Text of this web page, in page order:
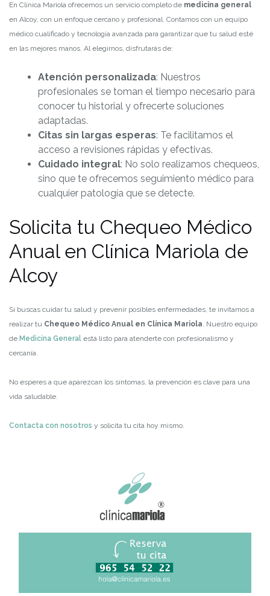
En Clínica Mariola ofrecemos un servicio completo de medicina general
en Alcoy, con un enfoque cercano y profesional. Contamos con un equipo
médico cualificado y tecnología avanzada para garantizar que tu salud esté
en las mejores manos. Al elegirnos, disfrutarás de:
Atención personalizada: Nuestros
profesionales se toman el tiempo necesario para
conocer tu historial y ofrecerte soluciones
adaptadas.
Citas sin largas esperas: Te facilitamos el
acceso a revisiones rápidas y efectivas.
Cuidado integral: No solo realizamos chequeos,
sino que te ofrecemos seguimiento médico para
cualquier patología que se detecte.
Solicita tu Chequeo Médico
Anual en Clínica Mariola de
Alcoy
Si buscas cuidar tu salud y prevenir posibles enfermedades, te invitamos a
realizar tu Chequeo Médico Anual en Clínica Mariola . Nuestro equipo
de Medicina General está listo para atenderte con profesionalismo y
cercanía.
No esperes a que aparezcan los síntomas, la prevención es clave para una
vida saludable.
Contacta con nosotros y solicita tu cita hoy mismo.